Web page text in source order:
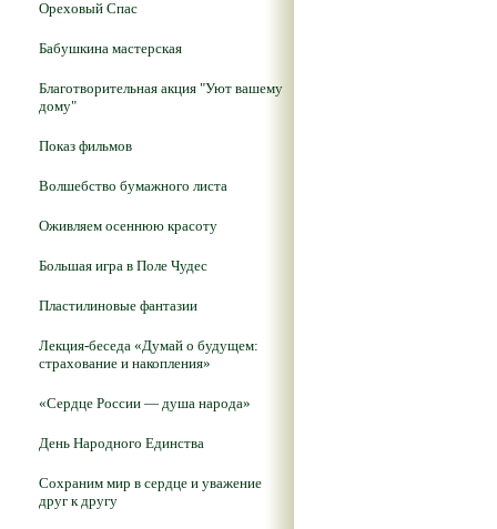
Ореховый Спас
Бабушкина мастерская
Благотворительная акция "Уют вашему
дому"
Показ фильмов
Волшебство бумажного листа
Оживляем осеннюю красоту
Большая игра в Поле Чудес
Пластилиновые фантазии
Лекция-беседа «Думай о будущем:
страхование и накопления»
«Сердце России — душа народа»
День Народного Единства
Сохраним мир в сердце и уважение
друг к другу